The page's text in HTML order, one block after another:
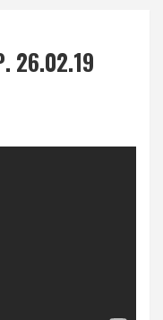
26.02.19